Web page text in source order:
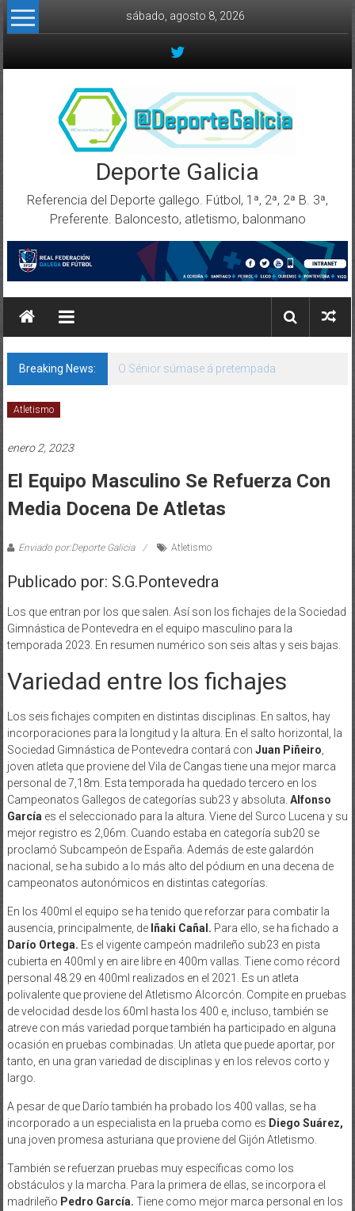
Skip to content
sábado, agosto 8, 2026
Deporte Galicia
Referencia del Deporte gallego. Fútbol, 1ª, 2ª, 2ª B. 3ª,
Preferente. Baloncesto, atletismo, balonmano
Breaking News: O Sénior súmase á pretempada
Atletismo
enero 2, 2023
El Equipo Masculino Se Refuerza Con
Media Docena De Atletas
Enviado por:Deporte Galicia Atletismo
Publicado por: S.G.Pontevedra
Los que entran por los que salen. Así son los fichajes de la Sociedad
Gimnástica de Pontevedra en el equipo masculino para la
temporada 2023. En resumen numérico son seis altas y seis bajas.
Variedad entre los fichajes
Los seis fichajes compiten en distintas disciplinas. En saltos, hay
incorporaciones para la longitud y la altura. En el salto horizontal, la
Sociedad Gimnástica de Pontevedra contará con Juan Piñeiro,
joven atleta que proviene del Vila de Cangas tiene una mejor marca
personal de 7,18m. Esta temporada ha quedado tercero en los
Campeonatos Gallegos de categorías sub23 y absoluta. Alfonso
García es el seleccionado para la altura. Viene del Surco Lucena y su
mejor registro es 2,06m. Cuando estaba en categoría sub20 se
proclamó Subcampeón de España. Además de este galardón
nacional, se ha subido a lo más alto del pódium en una decena de
campeonatos autonómicos en distintas categorías.
En los 400ml el equipo se ha tenido que reforzar para combatir la
ausencia, principalmente, de Iñaki Cañal. Para ello, se ha fichado a
Darío Ortega. Es el vigente campeón madrileño sub23 en pista
cubierta en 400ml y en aire libre en 400m vallas. Tiene como récord
personal 48.29 en 400ml realizados en el 2021. Es un atleta
polivalente que proviene del Atletismo Alcorcón. Compite en pruebas
de velocidad desde los 60ml hasta los 400 e, incluso, también se
atreve con más variedad porque también ha participado en alguna
ocasión en pruebas combinadas. Un atleta que puede aportar, por
tanto, en una gran variedad de disciplinas y en los relevos corto y
largo.
A pesar de que Darío también ha probado los 400 vallas, se ha
incorporado a un especialista en la prueba como es Diego Suárez,
una joven promesa asturiana que proviene del Gijón Atletismo.
También se refuerzan pruebas muy específicas como los
obstáculos y la marcha. Para la primera de ellas, se incorpora el
madrileño Pedro García. Tiene como mejor marca personal en los